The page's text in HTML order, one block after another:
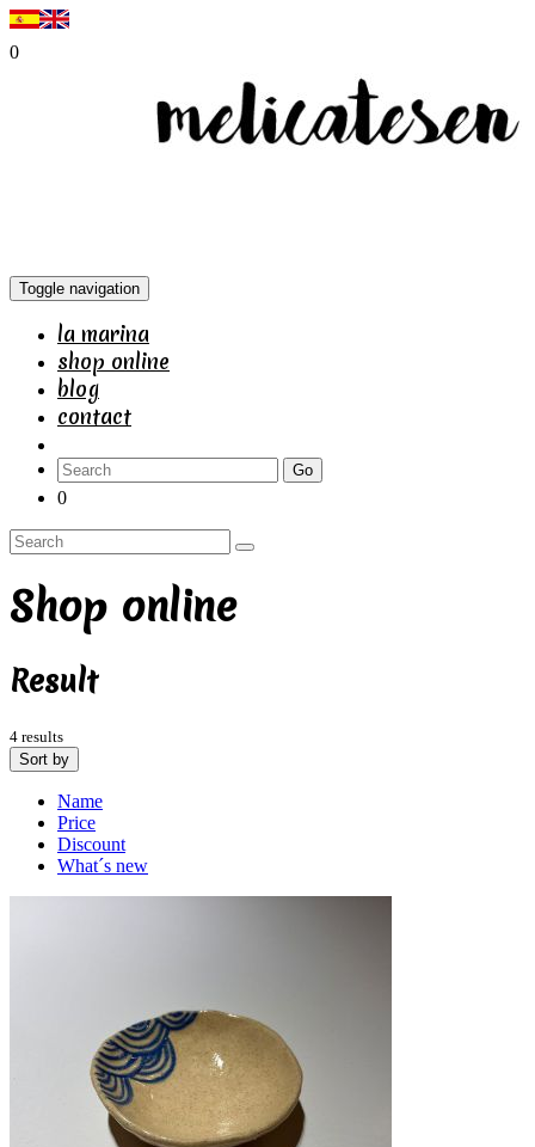
0
Toggle navigation
la marina
shop online
blog
contact
Go
0
Shop online
Result
4 results
Sort by
Name
Price
Discount
What´s new